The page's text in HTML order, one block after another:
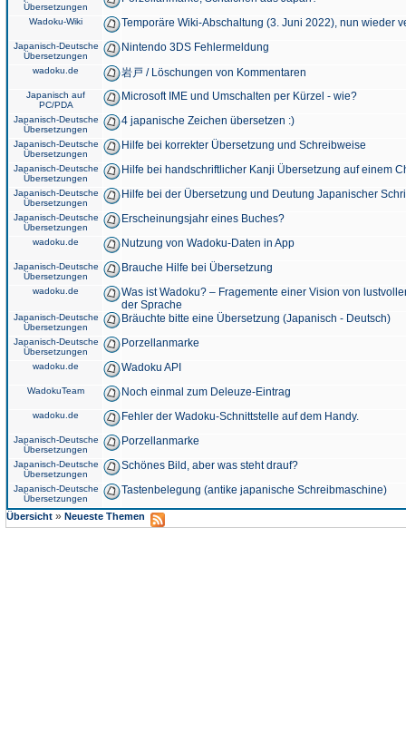
Übersetzungen
Wadoku-Wiki Temporäre Wiki-Abschaltung (3. Juni 2022), nun wieder
Japanisch-Deutsche
Übersetzungen
Nintendo 3DS Fehlermeldung
wadoku.de 岩戸 / Löschungen von Kommentaren
Japanisch auf
PC/PDA
Microsoft IME und Umschalten per Kürzel - wie?
Japanisch-Deutsche
Übersetzungen
4 japanische Zeichen übersetzen :)
Japanisch-Deutsche
Übersetzungen
Hilfe bei korrekter Übersetzung und Schreibweise
Japanisch-Deutsche
Übersetzungen
Hilfe bei handschriftlicher Kanji Übersetzung auf einem
Japanisch-Deutsche
Übersetzungen
Hilfe bei der Übersetzung und Deutung Japanischer
Japanisch-Deutsche
Übersetzungen
Erscheinungsjahr eines Buches?
wadoku.de Nutzung von Wadoku-Daten in App
Japanisch-Deutsche
Übersetzungen
Brauche Hilfe bei Übersetzung
wadoku.de
Was ist Wadoku? – Fragemente einer Vision von
der Sprache
Japanisch-Deutsche
Übersetzungen
Bräuchte bitte eine Übersetzung (Japanisch - Deutsch)
Japanisch-Deutsche
Übersetzungen
Porzellanmarke
wadoku.de Wadoku API
WadokuTeam Noch einmal zum Deleuze-Eintrag
wadoku.de Fehler der Wadoku-Schnittstelle auf dem Handy.
Japanisch-Deutsche
Übersetzungen
Porzellanmarke
Japanisch-Deutsche
Übersetzungen
Schönes Bild, aber was steht drauf?
Japanisch-Deutsche
Übersetzungen
Tastenbelegung (antike japanische Schreibmaschine)
Übersicht » Neueste Themen